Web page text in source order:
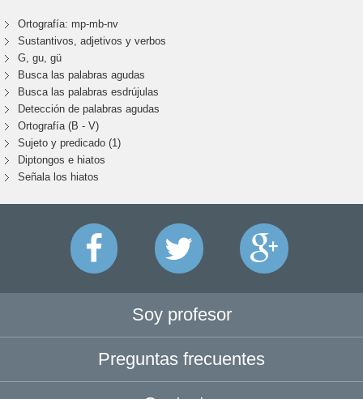
Ortografía: mp-mb-nv
Sustantivos, adjetivos y verbos
G, gu, gü
Busca las palabras agudas
Busca las palabras esdrújulas
Detección de palabras agudas
Ortografía (B - V)
Sujeto y predicado (1)
Diptongos e hiatos
Señala los hiatos
Soy profesor
Preguntas frecuentes